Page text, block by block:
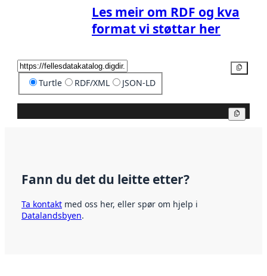
Les meir om RDF og kva
format vi støttar her
Turtle RDF/XML JSON-LD
Fann du det du leitte etter?
Ta kontakt med oss her, eller spør om hjelp i
Datalandsbyen.